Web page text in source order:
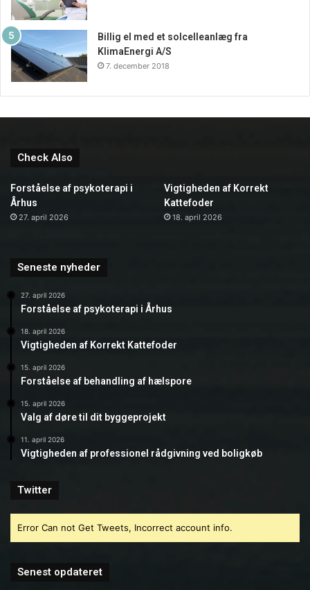
Billig el med et solcelleanlæg fra
KlimaEnergi A/S
7. december 2018
Check Also
Forståelse af psykoterapi i
Århus
27. april 2026
Vigtigheden af Korrekt
Kattefoder
18. april 2026
Seneste nyheder
27. april 2026
Forståelse af psykoterapi i Århus
18. april 2026
Vigtigheden af Korrekt Kattefoder
15. april 2026
Forståelse af behandling af hælspore
15. april 2026
Valg af døre til dit byggeprojekt
11. april 2026
Vigtigheden af professionel rådgivning ved boligkøb
Twitter
Error Can not Get Tweets, Incorrect account info.
Senest opdateret